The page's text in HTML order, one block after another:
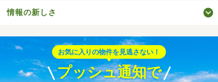
情報の新しさ
お気に入りの物件を見逃さない！
プッシュ通知で